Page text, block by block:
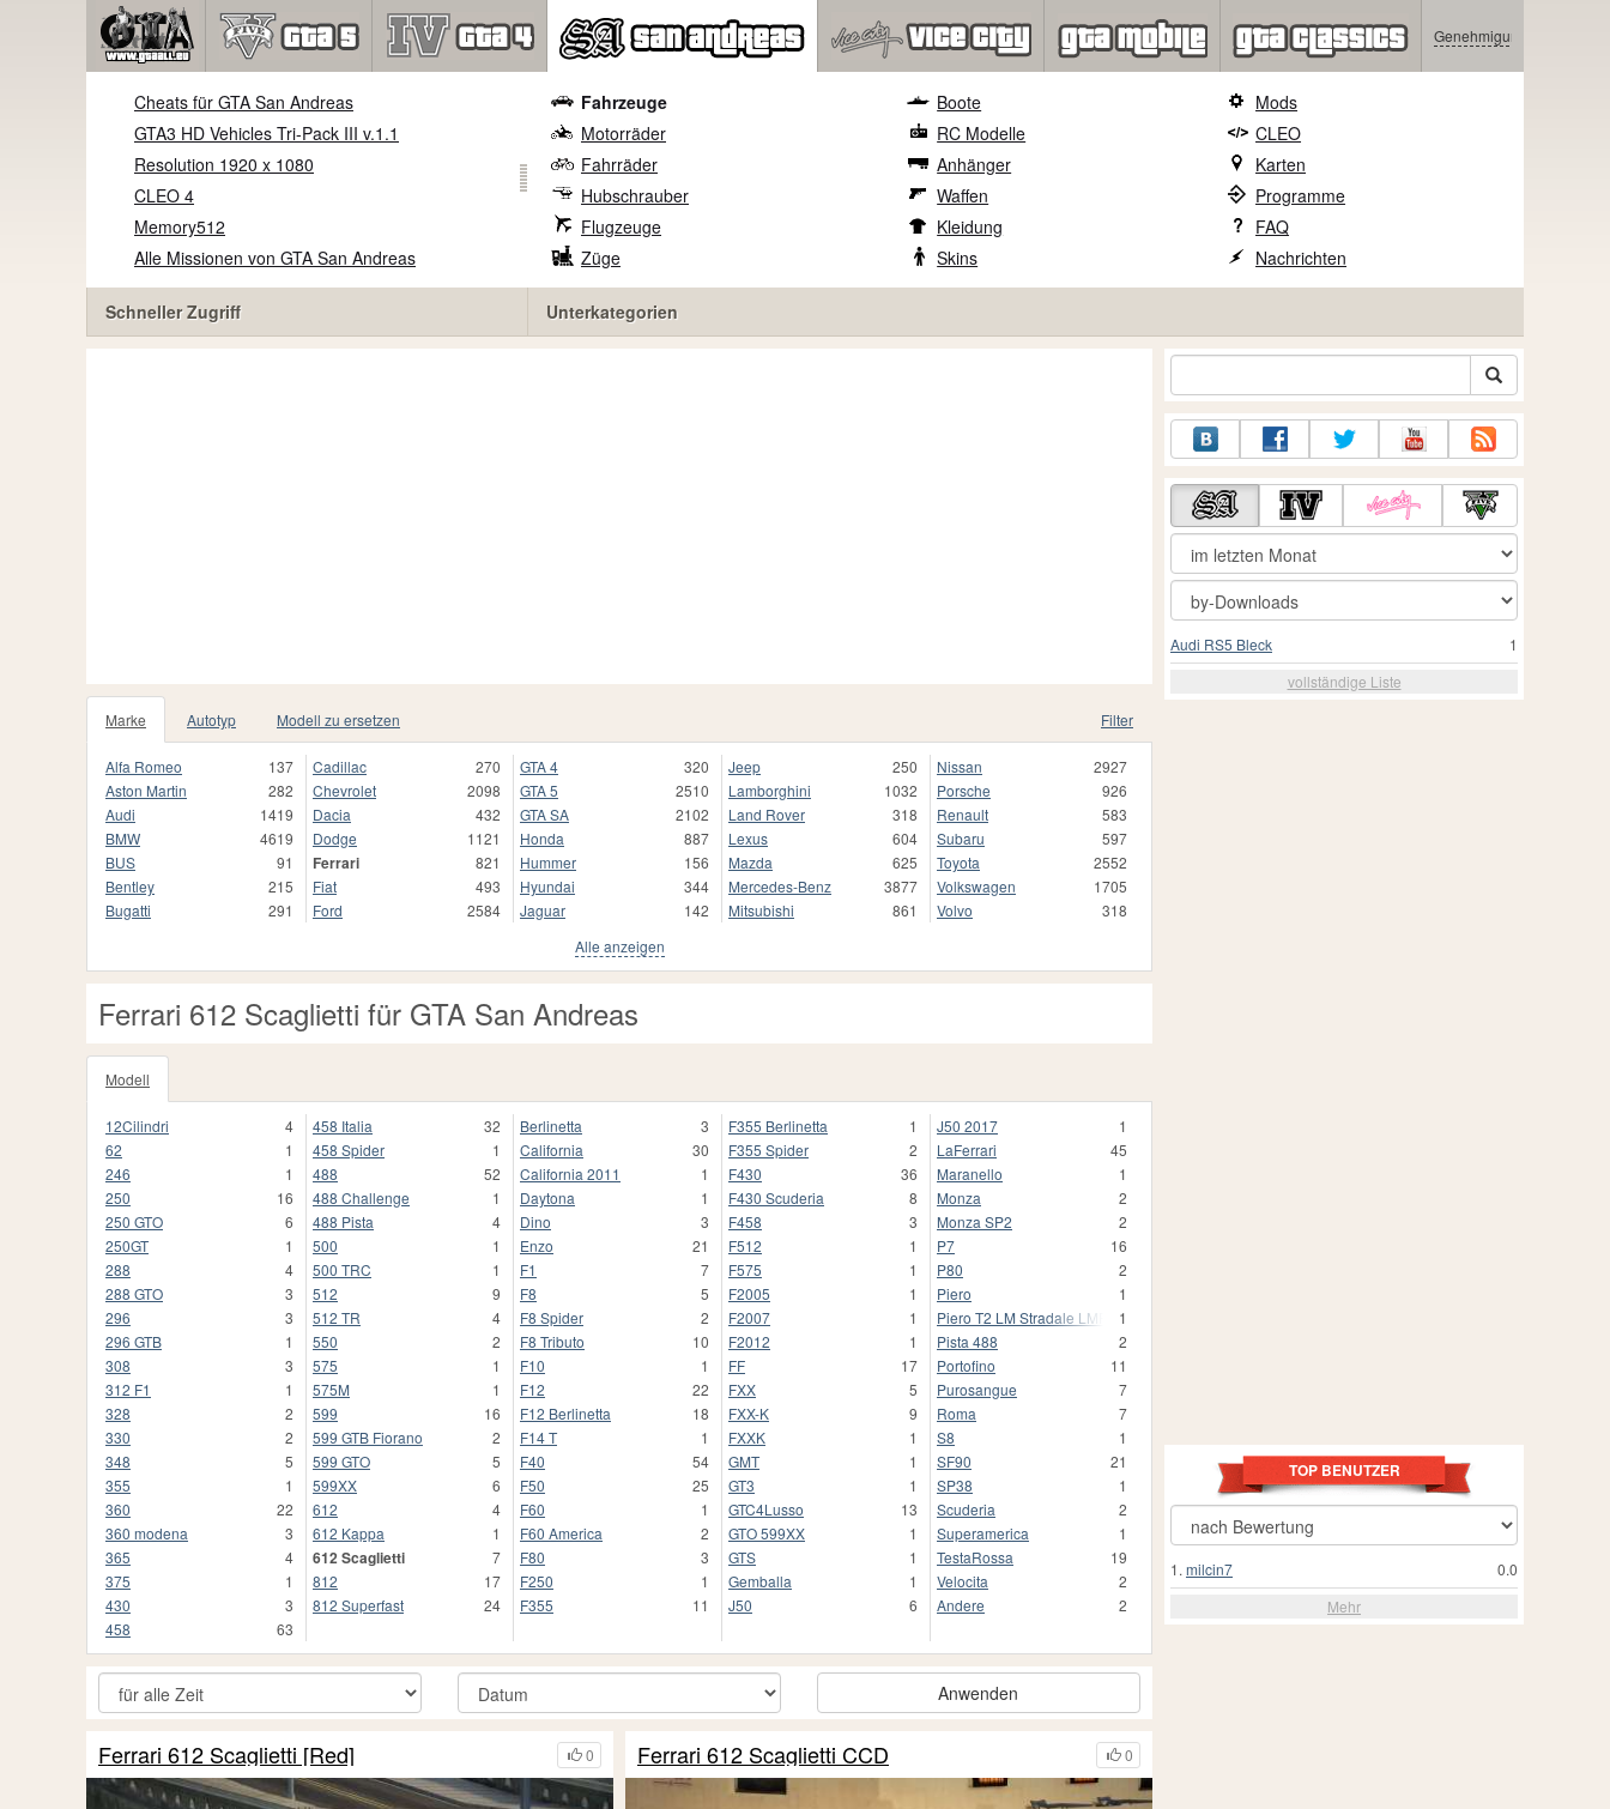
Genehmigung
Cheats für GTA San Andreas
GTA3 HD Vehicles Tri-Pack III v.1.1
Resolution 1920 x 1080
CLEO 4
Memory512
Alle Missionen von GTA San Andreas
Schneller Zugriff
Fahrzeuge
Motorräder
Fahrräder
Hubschrauber
Flugzeuge
Züge
Boote
RC Modelle
Anhänger
Waffen
Kleidung
Skins
Mods
CLEO
Karten
Programme
FAQ
Nachrichten
Unterkategorien
Marke Autotyp Modell zu ersetzen Filter
Alfa Romeo
137
Aston Martin
282
Audi
1419
BMW
4619
BUS
91
Bentley
215
Bugatti
291
Cadillac
270
Chevrolet
2098
Dacia
432
Dodge
1121
Ferrari
821
Fiat
493
Ford
2584
GTA 4
320
GTA 5
2510
GTA SA
2102
Honda
887
Hummer
156
Hyundai
344
Jaguar
142
Jeep
250
Lamborghini
1032
Land Rover
318
Lexus
604
Mazda
625
Mercedes-Benz
3877
Mitsubishi
861
Nissan
2927
Porsche
926
Renault
583
Subaru
597
Toyota
2552
Volkswagen
1705
Volvo
318
Alle anzeigen
Ferrari 612 Scaglietti für GTA San Andreas
Modell
12Cilindri
4
62
1
246
1
250
16
250 GTO
6
250GT
1
288
4
288 GTO
3
296
3
296 GTB
1
308
3
312 F1
1
328
2
330
2
348
5
355
1
360
22
360 modena
3
365
4
375
1
430
3
458
63
458 Italia
32
458 Spider
1
488
52
488 Challenge
1
488 Pista
4
500
1
500 TRC
1
512
9
512 TR
4
550
2
575
1
575M
1
599
16
599 GTB Fiorano
2
599 GTO
5
599XX
6
612
4
612 Kappa
1
612 Scaglietti
7
812
17
812 Superfast
24
Berlinetta
3
California
30
California 2011
1
Daytona
1
Dino
3
Enzo
21
F1
7
F8
5
F8 Spider
2
F8 Tributo
10
F10
1
F12
22
F12 Berlinetta
18
F14 T
1
F40
54
F50
25
F60
1
F60 America
2
F80
3
F250
1
F355
11
F355 Berlinetta
1
F355 Spider
2
F430
36
F430 Scuderia
8
F458
3
F512
1
F575
1
F2005
1
F2007
1
F2012
1
FF
17
FXX
5
FXX-K
9
FXXK
1
GMT
1
GT3
1
GTC4Lusso
13
GTO 599XX
1
GTS
1
Gemballa
1
J50
6
J50 2017
1
LaFerrari
45
Maranello
1
Monza
2
Monza SP2
2
P7
16
P80
2
Piero
1
Piero T2 LM Stradale LMP1
1
Pista 488
2
Portofino
11
Purosangue
7
Roma
7
S8
1
SF90
21
SP38
1
Scuderia
2
Superamerica
1
TestaRossa
19
Velocita
2
Andere
2
Anwenden
0
Ferrari 612 Scaglietti [Red] 0
Ferrari 612 Scaglietti CCD
1
Audi RS5 Bleck
vollständige Liste
TOP BENUTZER
0.0
1. milcin7
Mehr